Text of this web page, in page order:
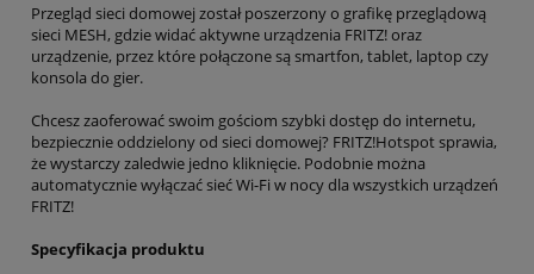
Przegląd sieci domowej został poszerzony o grafikę przeglądową
sieci MESH, gdzie widać aktywne urządzenia FRITZ! oraz
urządzenie, przez które połączone są smartfon, tablet, laptop czy
konsola do gier.
Chcesz zaoferować swoim gościom szybki dostęp do internetu,
bezpiecznie oddzielony od sieci domowej? FRITZ!Hotspot sprawia,
że wystarczy zaledwie jedno kliknięcie. Podobnie można
automatycznie wyłączać sieć Wi-Fi w nocy dla wszystkich urządzeń
FRITZ!
Specyfikacja produktu